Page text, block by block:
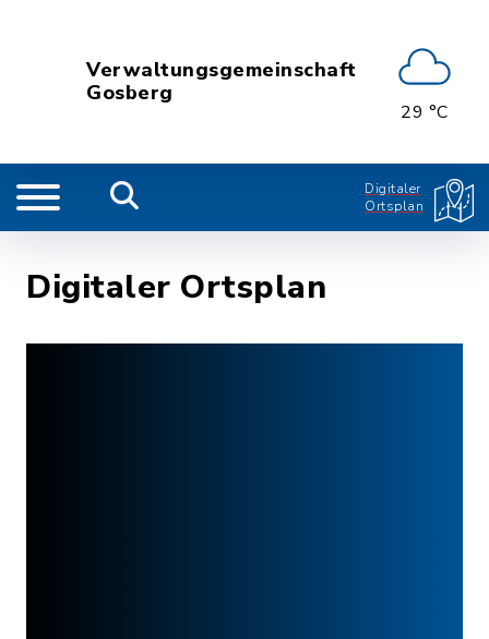
Verwaltungsgemeinschaft
Gosberg
29 °C
Digitaler
Ortsplan
Digitaler Ortsplan